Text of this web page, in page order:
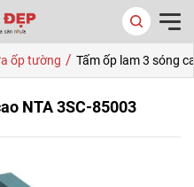
ốp tường / Tấm ốp lam 3 sóng
NTA 3SC-85003